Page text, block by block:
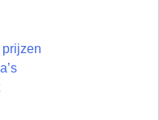
prijzen